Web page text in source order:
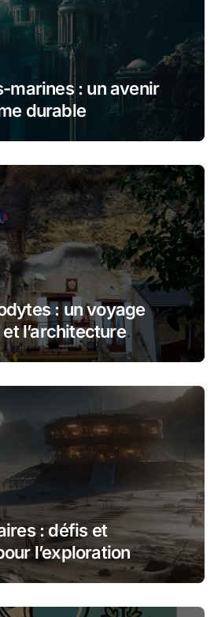
marines : un avenir
durable
: un voyage
l’architecture
: défis et
l’exploration